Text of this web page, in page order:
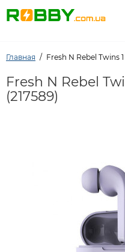
Главная Fresh N Rebel Twins
Fresh N Rebel
(217589)